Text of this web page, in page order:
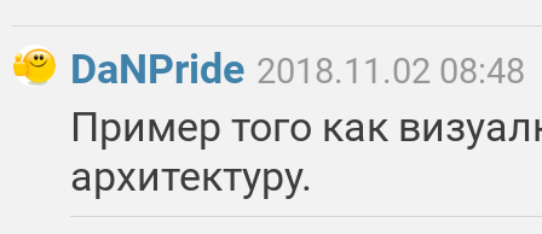
DaNPride 2018.11.02 08:48
Пример того как
архитектуру.